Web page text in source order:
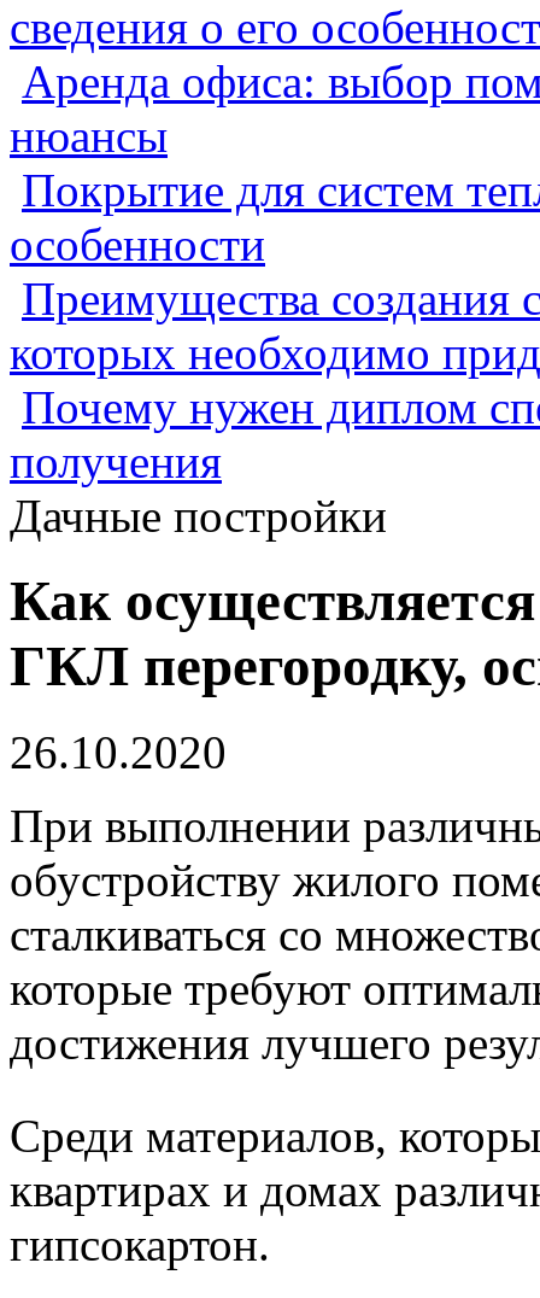
сведения о его
Аренда офиса: выбор
нюансы
Покрытие для систем
особенности
Преимущества создания
которых необходимо
Почему нужен диплом
получения
Дачные постройки
Как
ГКЛ перегородку,
26.10.2020
При выполнении
обустройству жилого
сталкиваться со
которые требуют
достижения лучшего
Среди материалов,
квартирах и домах
гипсокартон.